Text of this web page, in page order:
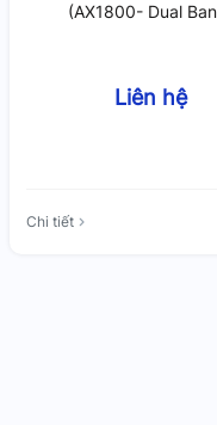
(AX1800- Dual
Liên hệ
Chi tiết